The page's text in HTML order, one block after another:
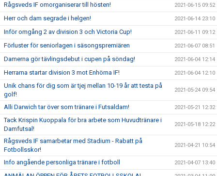
Rågsveds IF omorganiserar till hösten! 2021-06-15 09:52
Herr och dam segrade i helgen! 2021-06-14 23:10
Inför omgång 2 av division 3 och Victoria Cup! 2021-06-11 09:12
Förluster för seniorlagen i säsongspremiären 2021-06-07 08:51
Damerna gör tävlingsdebut i cupen på söndag! 2021-06-04 12:14
Herrarna startar division 3 mot Enhörna IF! 2021-06-04 12:10
Unik chans för dig som är tjej mellan 10-19 år att testa på
golf!
2021-05-24 09:54
Alli Darwich tar över som tränare i Futsaldam! 2021-05-21 12:32
Tack Krispin Kuoppala för bra arbete som Huvudtränare i
Damfutsal!
2021-05-18 12:22
Rågsveds IF samarbetar med Stadium - Rabatt på
Fotbollsskor!
2021-04-21 10:54
Info angående personliga tränare i fotboll 2021-04-07 13:40